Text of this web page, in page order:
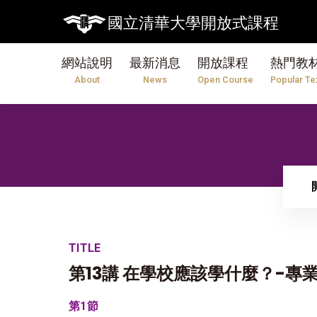
國立清華大學開放式課程
網站說明
About
最新消息
News
開放課程
Open Course
熱門教
Popular
【7/
TITLE
第13講 在學校應該學什麼？-專
第1節